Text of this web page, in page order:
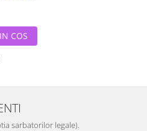
COS
sarbatorilor legale).